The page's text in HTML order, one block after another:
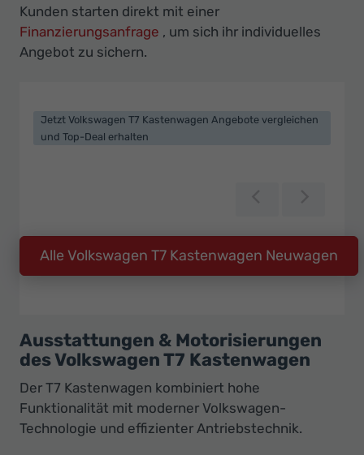
Kunden starten direkt mit einer
Finanzierungsanfrage , um sich ihr individuelles
Angebot zu sichern.
Jetzt Volkswagen T7 Kastenwagen Angebote vergleichen
und Top-Deal erhalten
Alle Volkswagen T7 Kastenwagen Neuwagen
Ausstattungen & Motorisierungen
des Volkswagen T7 Kastenwagen
Der T7 Kastenwagen kombiniert hohe
Funktionalität mit moderner Volkswagen-
Technologie und effizienter Antriebstechnik.